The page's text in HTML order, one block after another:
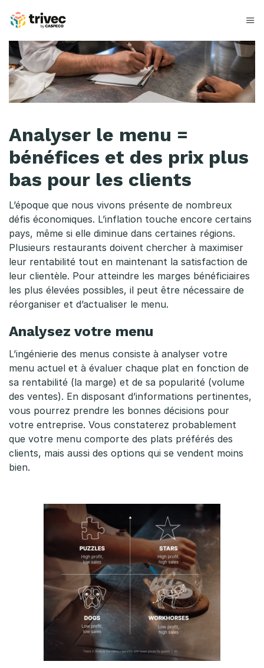
content
A
n
a
y
s
e
r
l
e
m
e
n
u
=
b
é
n
é
f
Analyser le menu =
bénéfices et des prix plus
bas pour les clients
L’époque que nous vivons présente de nombreux
défis économiques. L’inflation touche encore certains
pays, même si elle diminue dans certaines régions.
Plusieurs restaurants doivent chercher à maximiser
leur rentabilité tout en maintenant la satisfaction de
leur clientèle. Pour atteindre les marges bénéficiaires
les plus élevées possibles, il peut être nécessaire de
réorganiser et d’actualiser le menu.
Analysez votre menu
L’ingénierie des menus consiste à analyser votre
menu actuel et à évaluer chaque plat en fonction de
sa rentabilité (la marge) et de sa popularité (volume
des ventes). En disposant d’informations pertinentes,
vous pourrez prendre les bonnes décisions pour
votre entreprise. Vous constaterez probablement
que votre menu comporte des plats préférés des
clients, mais aussi des options qui se vendent moins
bien.